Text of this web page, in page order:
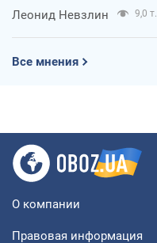
Леонид Невзлин 9,0 т.
Все мнения
О компании
Правовая информация